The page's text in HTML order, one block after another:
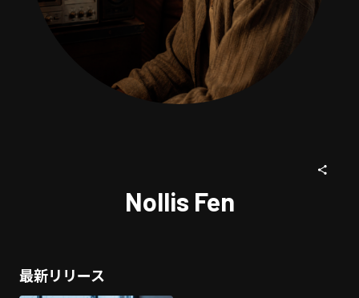
Nollis Fen
最新リリース